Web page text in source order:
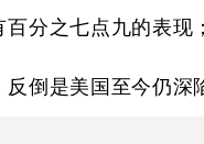
百分之七点九的表现
反倒是美国至今仍深